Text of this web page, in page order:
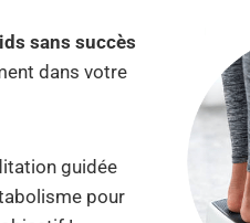
sans succès
dans votre
guidée
pour